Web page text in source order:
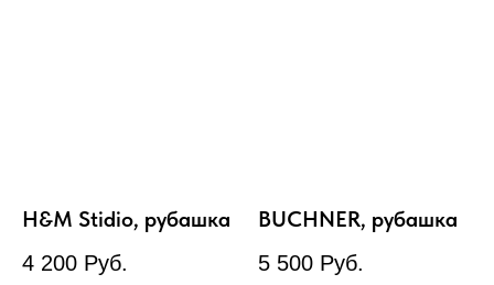
H&M Stidio, рубашка
4 200 Руб.
BUCHNER, рубашка
5 500 Руб.